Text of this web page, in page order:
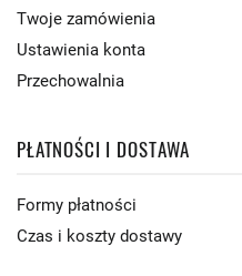
Twoje zamówienia
Ustawienia konta
Przechowalnia
PŁATNOŚCI I DOSTAWA
Formy płatności
Czas i koszty dostawy